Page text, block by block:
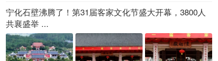
宁化石壁沸腾了！第31届客家文化节盛大开幕，3800人
共襄盛举 ...